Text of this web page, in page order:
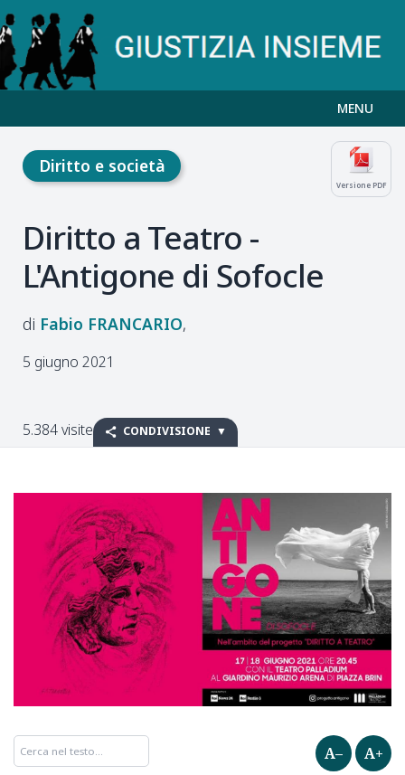
MENU
Versione PDF
Diritto e società
Diritto a Teatro -
L'Antigone di Sofocle
Fabio FRANCARIO
5 giugno 2021
5.384 visite CONDIVISIONE
A– A+